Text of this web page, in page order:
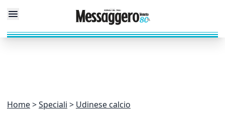
Home Speciali Udinese calcio